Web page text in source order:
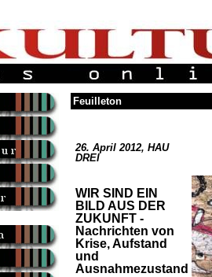
Feuilleton
26. April 2012, HAU
DREI
WIR SIND EIN
BILD AUS DER
ZUKUNFT -
Nachrichten von
Krise, Aufstand
und
Ausnahmezustand